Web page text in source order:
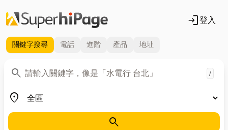
login登入
關鍵字搜尋 電話 進階 產品 地址
search
關鍵字 /
place
地區
search